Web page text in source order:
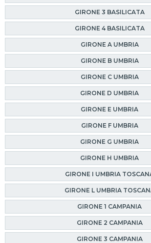
GIRONE 3 BASILICATA
GIRONE 4 BASILICATA
GIRONE A UMBRIA
GIRONE B UMBRIA
GIRONE C UMBRIA
GIRONE D UMBRIA
GIRONE E UMBRIA
GIRONE F UMBRIA
GIRONE G UMBRIA
GIRONE H UMBRIA
GIRONE I UMBRIA
GIRONE L UMBRIA
GIRONE 1 CAMPANIA
GIRONE 2 CAMPANIA
GIRONE 3 CAMPANIA